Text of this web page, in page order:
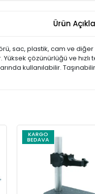
Ürün
sac, plastik, cam ve
çözünürlüğü ve
kullanılabilir.
KARGO
BEDAVA